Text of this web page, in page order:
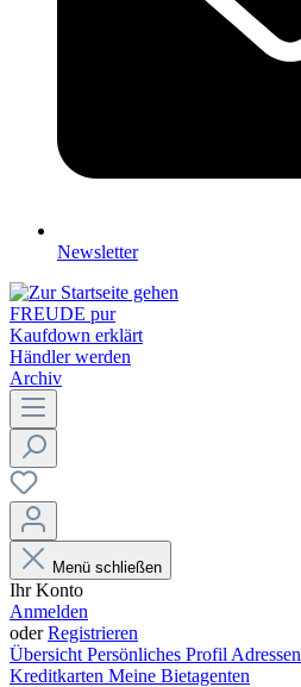
Newsletter
FREUDE pur
Kaufdown erklärt
Händler werden
Archiv
Menü schließen
Ihr Konto
Anmelden
oderRegistrieren
Übersicht Persönliches Profil Adressen
Kreditkarten Meine Bietagenten